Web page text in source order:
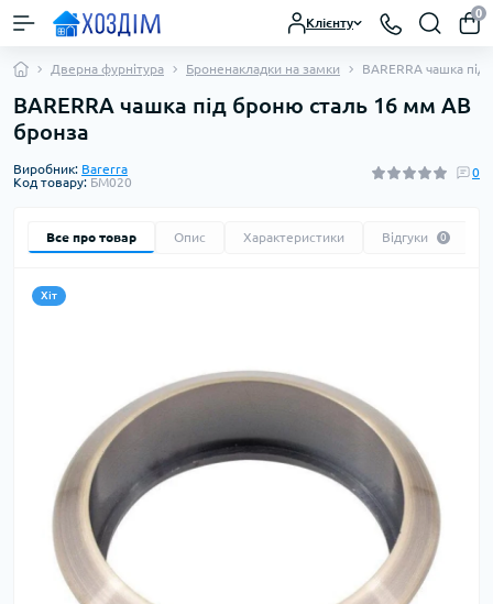
Клієнту
0
Дверна фурнітура Броненакладки на замки BARERRA чашка
BARERRA чашка під броню сталь 16 мм AB
бронза
Виробник: Barerra
Код товару: БМ020
0
Все про товар Опис Характеристики Відгуки 0
Хіт